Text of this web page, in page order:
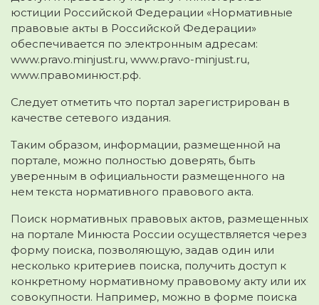
юстиции Российской Федерации «Нормативные
правовые акты в Российской Федерации»
обеспечивается по электронным адресам:
www.pravo.minjust.ru, www.pravo-minjust.ru,
www.правоминюст.рф.
Следует отметить что портал зарегистрирован в
качестве сетевого издания.
Таким образом, информации, размещенной на
портале, можно полностью доверять, быть
уверенным в официальности размещенного на
нем текста нормативного правового акта.
Поиск нормативных правовых актов, размещенных
на портале Минюста России осуществляется через
форму поиска, позволяющую, задав один или
несколько критериев поиска, получить доступ к
конкретному нормативному правовому акту или их
совокупности. Например, можно в форме поиска